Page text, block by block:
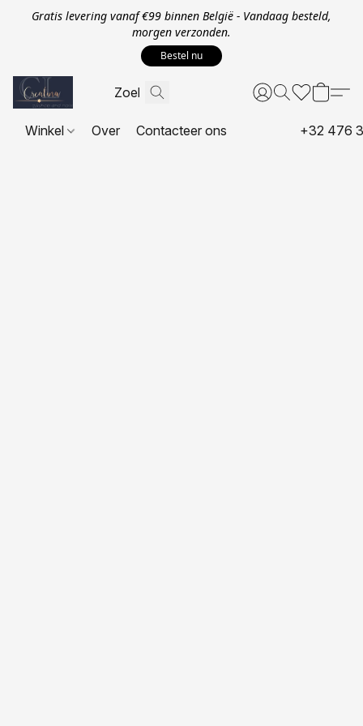
Gratis levering vanaf €99 binnen België - Vandaag besteld,
morgen verzonden.
Bestel nu
Winkel Over Contacteer ons +32 476